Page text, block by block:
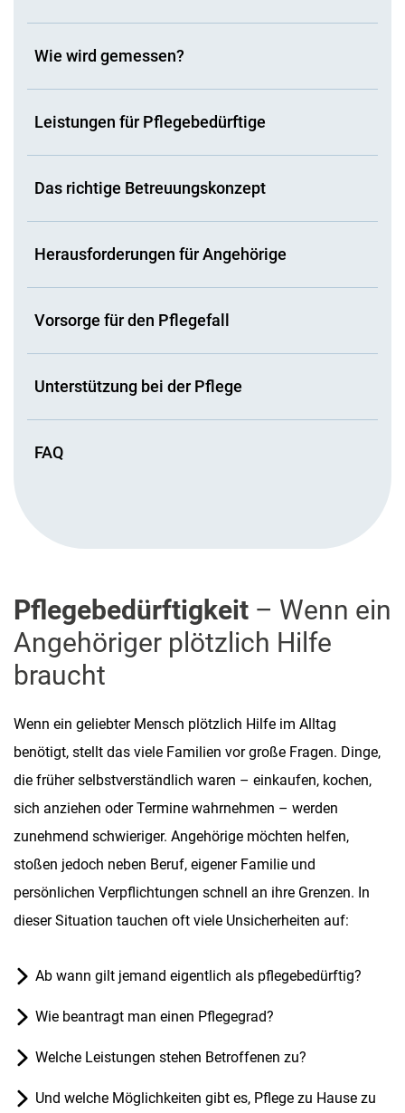
Wie wird gemessen?
Leistungen für Pflegebedürftige
Das richtige Betreuungskonzept
Herausforderungen für Angehörige
Vorsorge für den Pflegefall
Unterstützung bei der Pflege
FAQ
Pflegebedürftigkeit – Wenn ein
Angehöriger plötzlich Hilfe
braucht
Wenn ein geliebter Mensch plötzlich Hilfe im Alltag
benötigt, stellt das viele Familien vor große Fragen. Dinge,
die früher selbstverständlich waren – einkaufen, kochen,
sich anziehen oder Termine wahrnehmen – werden
zunehmend schwieriger. Angehörige möchten helfen,
stoßen jedoch neben Beruf, eigener Familie und
persönlichen Verpflichtungen schnell an ihre Grenzen. In
dieser Situation tauchen oft viele Unsicherheiten auf:
Ab wann gilt jemand eigentlich als pflegebedürftig?
Wie beantragt man einen Pflegegrad?
Welche Leistungen stehen Betroffenen zu?
Und welche Möglichkeiten gibt es, Pflege zu Hause zu